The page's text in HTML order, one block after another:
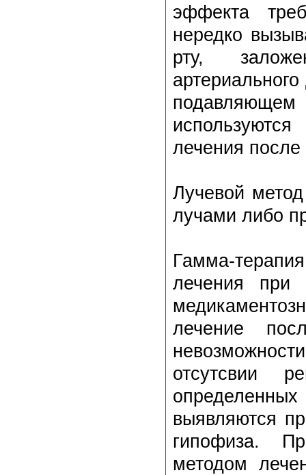
эффекта
нередко
рту,
лечения после
Лучевой
лучами либо
Гамма-
лечения при
лечение
отсутсвии
выявляются
гипофиза.
методом